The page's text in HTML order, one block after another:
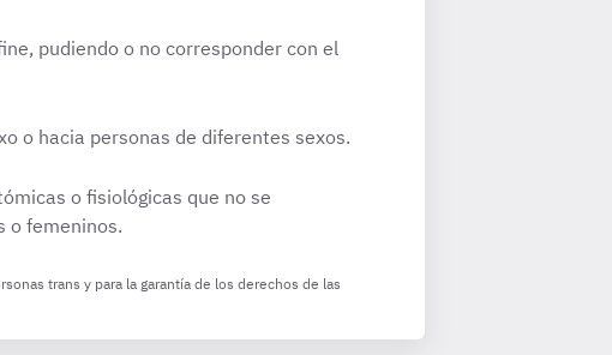
pudiendo o no corresponder con el
o hacia personas de diferentes sexos.
o fisiológicas que no se
o femeninos.
trans y para la garantía de los derechos de las